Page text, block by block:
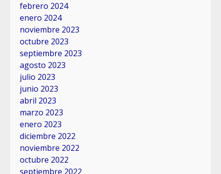
febrero 2024
enero 2024
noviembre 2023
octubre 2023
septiembre 2023
agosto 2023
julio 2023
junio 2023
abril 2023
marzo 2023
enero 2023
diciembre 2022
noviembre 2022
octubre 2022
septiembre 2022